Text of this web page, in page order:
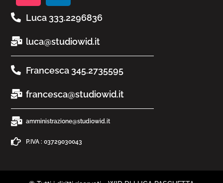
Luca 333.2296836
luca@studiowid.it
Francesca 345.2735595
francesca@studiowid.it
amministrazione@studiowid.it
P.IVA : 03729030043